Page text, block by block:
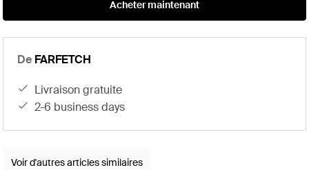
Acheter maintenant
De FARFETCH
livraison gratuite
2-6 business days
Voir d'autres articles similaires